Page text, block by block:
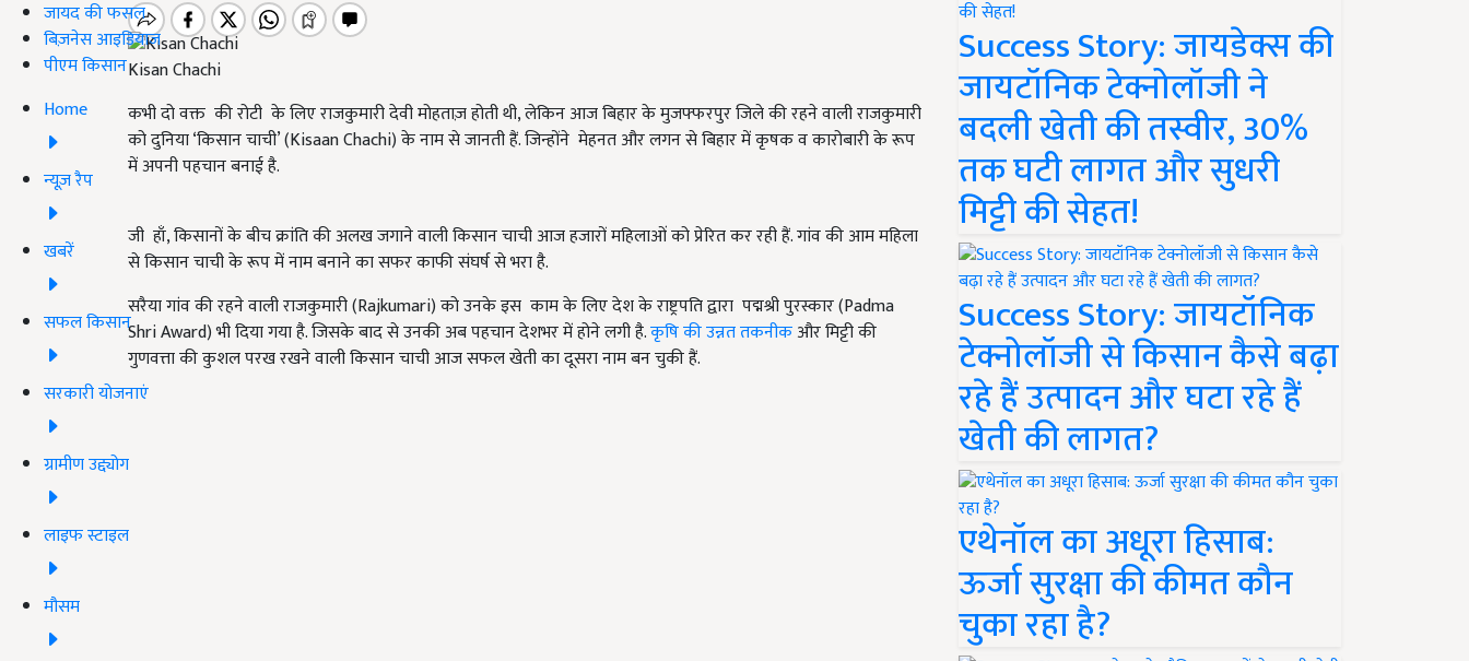
जायद की फसल
बिज़नेस आइडियाज
पीएम किसान
Home
न्यूज़ रैप
खबरें
सफल किसान
सरकारी योजनाएं
ग्रामीण उद्द्योग
लाइफ स्टाइल
मौसम
Kisan Chachi
कभी दो वक्त की रोटी के लिए राजकुमारी देवी मोहताज़ होती थी, लेकिन आज बिहार के मुजफ्फरपुर जिले की रहने वाली राजकुमारी
को दुनिया ‘किसान चाची’ (Kisaan Chachi) के नाम से जानती हैं. जिन्होंने मेहनत और लगन से बिहार में कृषक व कारोबारी के रूप
में अपनी पहचान बनाई है.
जी हाँ, किसानों के बीच क्रांति की अलख जगाने वाली किसान चाची आज हजारों महिलाओं को प्रेरित कर रही हैं. गांव की आम महिला
से किसान चाची के रूप में नाम बनाने का सफर काफी संघर्ष से भरा है.
सरैया गांव की रहने वाली राजकुमारी (Rajkumari) को उनके इस काम के लिए देश के राष्ट्रपति द्वारा पद्मश्री पुरस्कार (Padma
Shri Award) भी दिया गया है. जिसके बाद से उनकी अब पहचान देशभर में होने लगी है.कृषि की उन्नत तकनीकऔर मिट्टी की
गुणवत्ता की कुशल परख रखने वाली किसान चाची आज सफल खेती का दूसरा नाम बन चुकी हैं.
Success Story: जायडेक्स की
जायटॉनिक टेक्नोलॉजी ने
बदली खेती की तस्वीर, 30%
तक घटी लागत और सुधरी
मिट्टी की सेहत!
Success Story: जायटॉनिक
टेक्नोलॉजी से किसान कैसे बढ़ा
रहे हैं उत्पादन और घटा रहे हैं
खेती की लागत?
एथेनॉल का अधूरा हिसाब:
ऊर्जा सुरक्षा की कीमत कौन
चुका रहा है?